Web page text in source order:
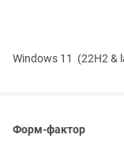
Windows 11 (22H2 &
Форм-фактор